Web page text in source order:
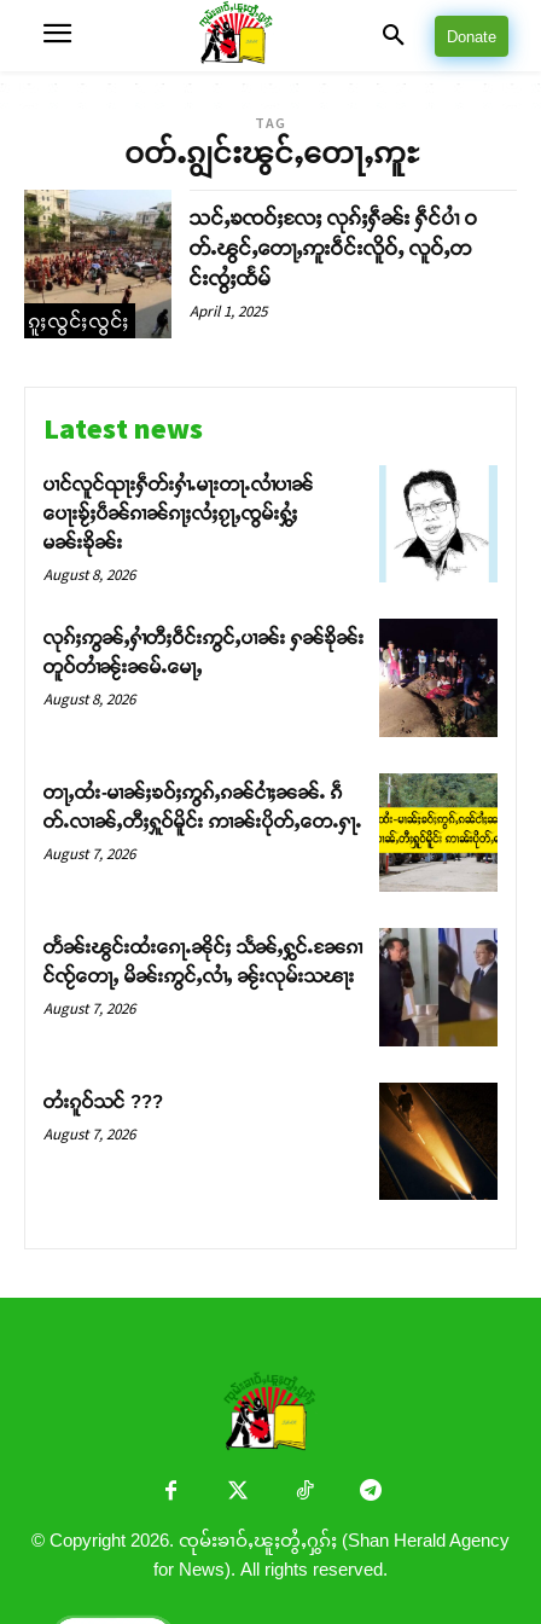
တႃႇႁႂ်ႈသဵင်ၵၢင်ၸႂ်ၵူၼ်းမိူင်း ၵူႈတီႈၵူႈလႅၼ်ပေႃးတေၸွ
တ်ႇ တူဝ်ႈလုမ်ႈၾႃႉၼၼ်ႉ ၶဝ်ႈႁူမ်ႈၵမ်ႉထႅမ် ၸုမ်းၶၢ
ဝ်ႇၽူႈတွႆႇႁွၵ်ႈ လႆႈယူႇၶႃႈဢေႃႈ။
Donate
TAG
ဝတ်ႉၵျွင်းၽွင်ႇတေႃႇဢူႊ
ၵူႈလွင်ႈလွင်ႈ
သင်ႇၶၸဝ်ႈလႄႈ လုၵ်ႈႁဵၼ်း ႁဵင်ပၢႆ ဝ
တ်ႉၽွင်ႇတေႃႇဢူးဝဵင်းလိူဝ်ႇ လူဝ်ႇတ
င်းၸွႆႈထႅမ်
April 1, 2025
Latest news
ပၢင်လူင်ၺႃးႁဵတ်းႁၢႆႉမႃးတႃႉလၢႆပၢၼ် ​​
ပေႃးၶႂ်ႈပဵၼ်ၵၢၼ်ၵႃႈလႆႈၵႂႃႇၸွမ်းႁွႆႈ
မၼ်းၶိုၼ်း
August 8, 2026
လုၵ်ႈဢွၼ်ႇႁၢႆတီႈဝဵင်းဢွင်ႇပၢၼ်း ႁၼ်ၶိုၼ်း
တူဝ်တၢႆၼႂ်းၼမ်ႉမေႃႇ
August 8, 2026
တႃႇထႆး-မၢၼ်ႈၶဝ်ႈဢွၵ်ႇၵၼ်ငၢႆႈၼၼ်ႉ ၵဵ
တ်ႉလၢၼ်ႇတီႈႁူဝ်မိူင်း ဢၢၼ်းပိုတ်ႇတေႉႁႃႉ
August 7, 2026
တႅၼ်းၽွင်းထႆးၵေႃႉၼိုင်ႈ သႅၼ်ႇႁွင်ႉၼႄၵၢ
င်ၸႂ်တေႃႇ မိၼ်းဢွင်ႇလၢႆႇ ၼႂ်းလုမ်းသၽႃး
August 7, 2026
တႆးၵူဝ်သင် ???
August 7, 2026
© Copyright 2026. ၸုမ်းၶၢဝ်ႇၽူႈတွႆႇႁွၵ်ႈ (Shan Herald Agency
for News). All rights reserved.